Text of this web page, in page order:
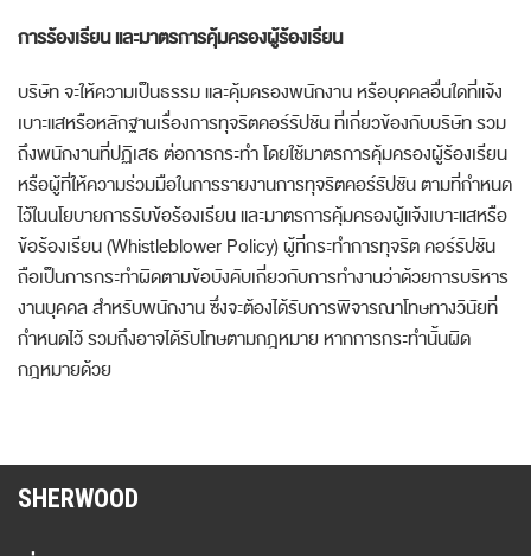
การร้องเรียน และมาตรการคุ้มครองผู้ร้องเรียน
บริษัท จะให้ความเป็นธรรม และคุ้มครองพนักงาน หรือบุคคลอื่นใดที่แจ้ง
เบาะแสหรือหลักฐานเรื่องการทุจริตคอร์รัปชัน ที่เกี่ยวข้องกับบริษัท รวม
ถึงพนักงานที่ปฏิเสธ ต่อการกระทำ โดยใช้มาตรการคุ้มครองผู้ร้องเรียน
หรือผู้ที่ให้ความร่วมมือในการรายงานการทุจริตคอร์รัปชัน ตามที่กำหนด
ไว้ในนโยบายการรับข้อร้องเรียน และมาตรการคุ้มครองผู้แจ้งเบาะแสหรือ
ข้อร้องเรียน (Whistleblower Policy) ผู้ที่กระทำการทุจริต คอร์รัปชัน
ถือเป็นการกระทำผิดตามข้อบังคับเกี่ยวกับการทำงานว่าด้วยการบริหาร
งานบุคคล สำหรับพนักงาน ซึ่งจะต้องได้รับการพิจารณาโทษทางวินัยที่
กำหนดไว้ รวมถึงอาจได้รับโทษตามกฎหมาย หากการกระทำนั้นผิด
กฎหมายด้วย
SHERWOOD